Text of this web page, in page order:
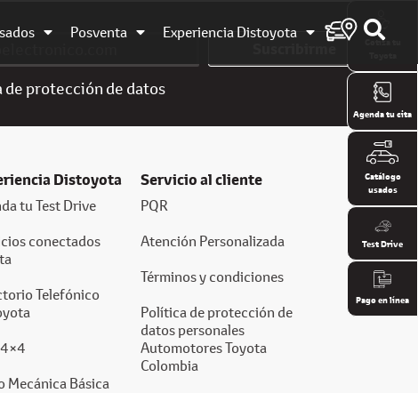
Posventa Experiencia Distoyota
de protección de datos
Suscribirme
Distoyota
tu Test Drive
conectados
Telefónico
Mecánica Básica
Servicio al cliente
PQR
Atención Personalizada
Términos y condiciones
Política de protección de
datos personales
Automotores Toyota
Colombia
Cotiza tu
Agenda tu cita
Catálogo
usados
Test Drive
Pago en línea